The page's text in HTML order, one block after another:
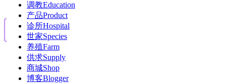
调教Education
产品Product
诊所Hospital
世家Species
养殖Farm
供求Supply
商城Shop
博客Blogger